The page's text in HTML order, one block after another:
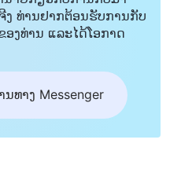
ງ ທ່ານຢາກຕ້ອນຮັບການກັບ
ງທ່ານ ແລະໄດ້ໂອກາດ
ທາງ Messenger